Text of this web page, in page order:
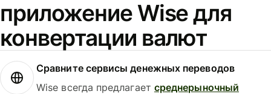
приложение Wise для
конвертации валют
Сравните сервисы денежных переводов
Wise всегда предлагает среднерыночный